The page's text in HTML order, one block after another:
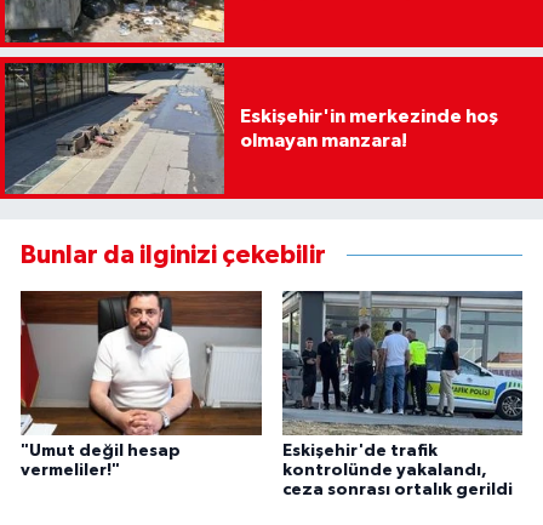
Eskişehir'in merkezinde hoş
olmayan manzara!
Bunlar da ilginizi çekebilir
"Umut değil hesap
vermeliler!"
Eskişehir'de trafik
kontrolünde yakalandı,
ceza sonrası ortalık gerildi